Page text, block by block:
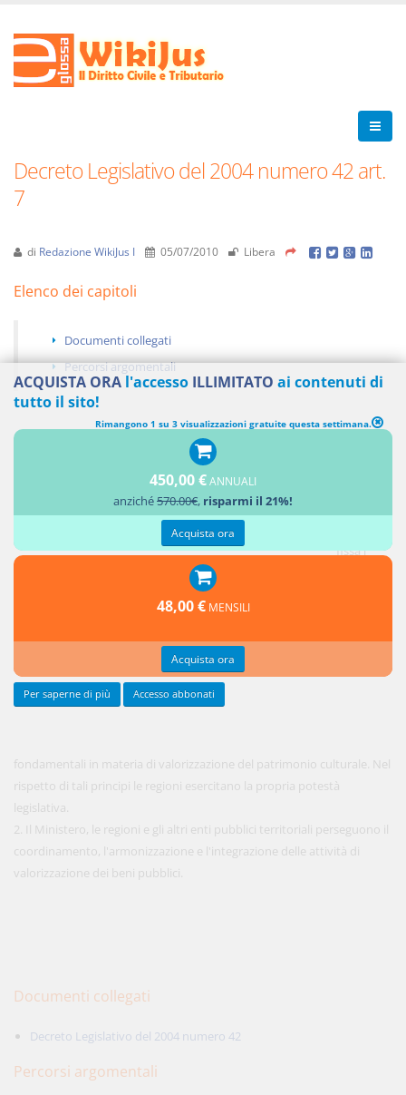
Decreto Legislativo del 2004 numero 42 art.
7
di Redazione WikiJus I 05/07/2010 Libera
Elenco dei capitoli
Documenti collegati
Percorsi argomentali
FUNZIONI E COMPITI IN MATERIA DI VALORIZZAZIONE DEL
fissa i
fondamentali in materia di valorizzazione del patrimonio culturale. Nel
rispetto di tali principi le regioni esercitano la propria potestà
legislativa.
2. Il Ministero, le regioni e gli altri enti pubblici territoriali perseguono il
coordinamento, l'armonizzazione e l'integrazione delle attività di
valorizzazione dei beni pubblici.
Documenti collegati
Decreto Legislativo del 2004 numero 42
Percorsi argomentali
ACQUISTA ORA l'accesso ILLIMITATO ai contenuti di
tutto il sito!
Rimangono 1 su 3 visualizzazioni gratuite questa settimana.
450,00 €ANNUALI
anziché570.00€, risparmi il 21%!
Acquista ora
48,00 € MENSILI
Acquista ora
Per saperne di più Accesso abbonati